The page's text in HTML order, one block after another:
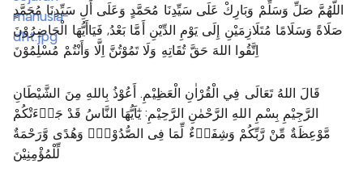
اللَّهُمَّ صَلِّ وَسَلِّمْ وَبَارِكْ عَلَى سَيِّدِنَا مُحَمَّدٍ وَعَلَى أَلِ سَيِّدِنَا مُحَمَّدٍ
صَلَاةً وَسَلَامًا مُتَلَازِمَيْنِ إِلَى يَوْمِ الدِّيْنِ أَمَّا بَعْدُ, فَيَاأَيُّهَا الْحَاضِرُوْنَ
اِتَّقُوا اللهَ حَقَّ تُقَاتِهِ وَلَا تَمُوْتُنَّ اِلَّا وَأَنْتُمْ مُسْلِمُوْنَ
قَالَ اللهُ تَعَالَى فِي الْقُرْاٰنِ الْعَظِيْمِ. أَعُوْذُ بِاللهِ مِنَ الشَّيْطَانِ
الرَّجِيْمِ بِسْمِ اللهِ الرَّحْمٰنِ الرَّحِيْمِ: يٰٓاَيُّهَا النَّاسُ قَدْ جَاۤءَتْكُمْ
مَّوْعِظَةٌ مِّنْ رَّبِّكُمْ وَشِفَاۤءٌ لِّمَا فِى الصُّدُوْرِۙ وَهُدًى وَّرَحْمَةٌ
لِّلْمُؤْمِنِيْنَ